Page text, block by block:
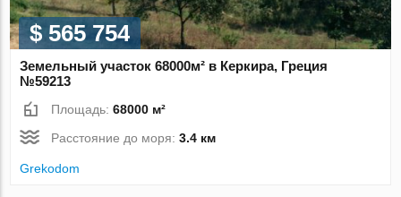
$ 565 754
Земельный участок 68000м² в Керкира, Греция
№59213
Площадь:68000 м²
Расстояние до моря:3.4 км
Grekodom